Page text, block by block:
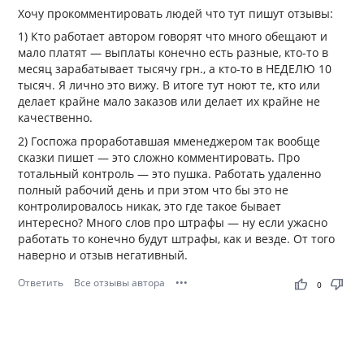
Хочу прокомментировать людей что тут пишут отзывы:
1) Кто работает автором говорят что много обещают и
мало платят — выплаты конечно есть разные, кто-то в
месяц зарабатывает тысячу грн., а кто-то в НЕДЕЛЮ 10
тысяч. Я лично это вижу. В итоге тут ноют те, кто или
делает крайне мало заказов или делает их крайне не
качественно.
2) Госпожа проработавшая мменеджером так вообще
сказки пишет — это сложно комментировать. Про
тотальный контроль — это пушка. Работать удаленно
полный рабочий день и при этом что бы это не
контролировалось никак, это где такое бывает
интересно? Много слов про штрафы — ну если ужасно
работать то конечно будут штрафы, как и везде. От того
наверно и отзыв негативный.
Ответить Все отзывы автора ••• thumb_up thumb_down
0